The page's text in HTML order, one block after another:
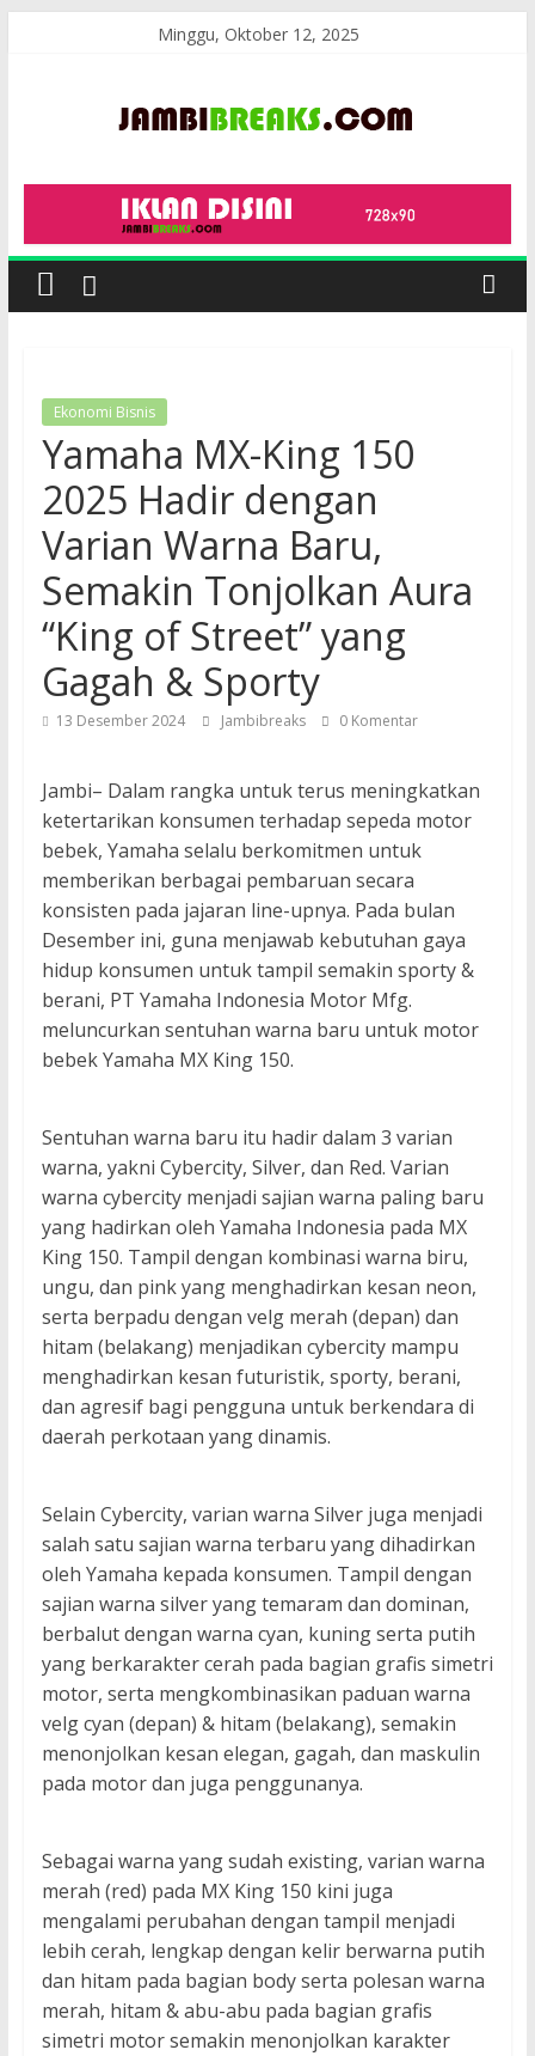
Minggu, Oktober 12, 2025
JambiBreaks
Ekonomi Bisnis
Yamaha MX-King 150
2025 Hadir dengan
Varian Warna Baru,
Semakin Tonjolkan Aura
“King of Street” yang
Gagah & Sporty
13 Desember 2024 Jambibreaks 0 Komentar
Jambi– Dalam rangka untuk terus meningkatkan
ketertarikan konsumen terhadap sepeda motor
bebek, Yamaha selalu berkomitmen untuk
memberikan berbagai pembaruan secara
konsisten pada jajaran line-upnya. Pada bulan
Desember ini, guna menjawab kebutuhan gaya
hidup konsumen untuk tampil semakin sporty &
berani, PT Yamaha Indonesia Motor Mfg.
meluncurkan sentuhan warna baru untuk motor
bebek Yamaha MX King 150.
Sentuhan warna baru itu hadir dalam 3 varian
warna, yakni Cybercity, Silver, dan Red. Varian
warna cybercity menjadi sajian warna paling baru
yang hadirkan oleh Yamaha Indonesia pada MX
King 150. Tampil dengan kombinasi warna biru,
ungu, dan pink yang menghadirkan kesan neon,
serta berpadu dengan velg merah (depan) dan
hitam (belakang) menjadikan cybercity mampu
menghadirkan kesan futuristik, sporty, berani,
dan agresif bagi pengguna untuk berkendara di
daerah perkotaan yang dinamis.
Selain Cybercity, varian warna Silver juga menjadi
salah satu sajian warna terbaru yang dihadirkan
oleh Yamaha kepada konsumen. Tampil dengan
sajian warna silver yang temaram dan dominan,
berbalut dengan warna cyan, kuning serta putih
yang berkarakter cerah pada bagian grafis simetri
motor, serta mengkombinasikan paduan warna
velg cyan (depan) & hitam (belakang), semakin
menonjolkan kesan elegan, gagah, dan maskulin
pada motor dan juga penggunanya.
Sebagai warna yang sudah existing, varian warna
merah (red) pada MX King 150 kini juga
mengalami perubahan dengan tampil menjadi
lebih cerah, lengkap dengan kelir berwarna putih
dan hitam pada bagian body serta polesan warna
merah, hitam & abu-abu pada bagian grafis
simetri motor semakin menonjolkan karakter